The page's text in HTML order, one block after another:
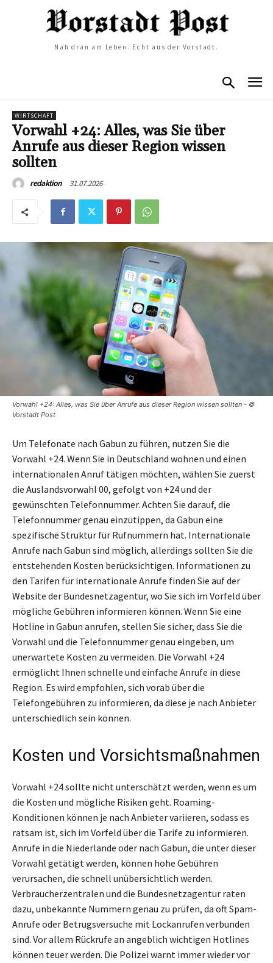
Nah dran am Leben. Echt aus der Vorstadt.
WIRTSCHAFT
Vorwahl +24: Alles, was Sie über
Anrufe aus dieser Region wissen
sollten
redaktion 31.07.2026
Vorwahl +24: Alles, was Sie über Anrufe aus dieser Region wissen sollten - ©
Vorstadt Post
Um Telefonate nach Gabun zu führen, nutzen Sie die
Vorwahl +24. Wenn Sie in Deutschland wohnen und einen
internationalen Anruf tätigen möchten, wählen Sie zuerst
die Auslandsvorwahl 00, gefolgt von +24 und der
gewünschten Telefonnummer. Achten Sie darauf, die
Telefonnummer genau einzutippen, da Gabun eine
spezifische Struktur für Rufnummern hat. Internationale
Anrufe nach Gabun sind möglich, allerdings sollten Sie die
entstehenden Kosten berücksichtigen. Informationen zu
den Tarifen für internationale Anrufe finden Sie auf der
Website der Bundesnetzagentur, wo Sie sich im Vorfeld über
mögliche Gebühren informieren können. Wenn Sie eine
Hotline in Gabun anrufen, stellen Sie sicher, dass Sie die
Vorwahl und die Telefonnummer genau eingeben, um
unerwartete Kosten zu vermeiden. Die Vorwahl +24
ermöglicht Ihnen schnelle und einfache Anrufe in diese
Region. Es wird empfohlen, sich vorab über die
Telefongebühren zu informieren, da diese je nach Anbieter
unterschiedlich sein können.
Kosten und Vorsichtsmaßnahmen
Vorwahl +24 sollte nicht unterschätzt werden, wenn es um
die Kosten und mögliche Risiken geht. Roaming-
Konditionen können je nach Anbieter variieren, sodass es
ratsam ist, sich im Vorfeld über die Tarife zu informieren.
Anrufe in die Niederlande oder nach Gabun, die unter dieser
Vorwahl getätigt werden, können hohe Gebühren
verursachen, die schnell unübersichtlich werden.
Verbraucherzentralen und die Bundesnetzagentur raten
dazu, unbekannte Nummern genau zu prüfen, da oft Spam-
Anrufe oder Betrugsversuche mit Lockanrufen verbunden
sind. Vor allem Rückrufe an angeblich wichtigen Hotlines
können teuer werden. Die Polizei warnt immer wieder vor